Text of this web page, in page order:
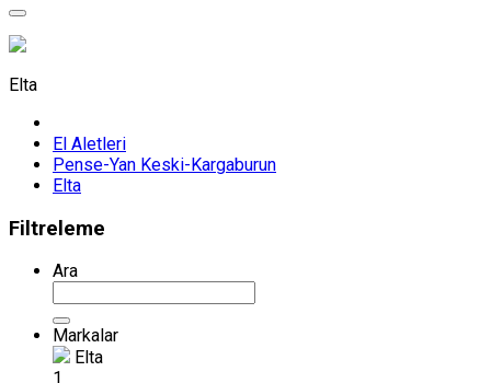
Elta
El Aletleri
Pense-Yan Keski-Kargaburun
Elta
Filtreleme
Ara
Markalar
Elta
1